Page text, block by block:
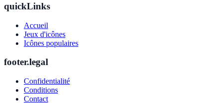
quickLinks
Accueil
Jeux d'icônes
Icônes populaires
footer.legal
Confidentialité
Conditions
Contact